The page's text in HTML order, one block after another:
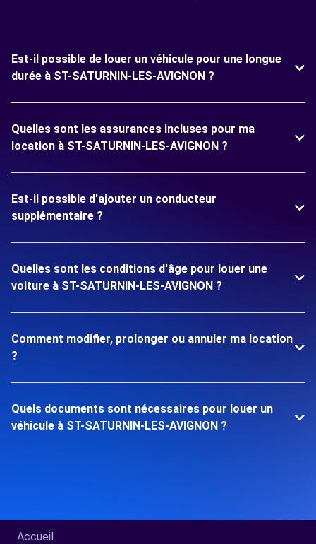
Est-il possible de louer un véhicule pour une longue
durée à ST-SATURNIN-LES-AVIGNON ?
Quelles sont les assurances incluses pour ma
location à ST-SATURNIN-LES-AVIGNON ?
Est-il possible d'ajouter un conducteur
supplémentaire ?
Quelles sont les conditions d'âge pour louer une
voiture à ST-SATURNIN-LES-AVIGNON ?
Comment modifier, prolonger ou annuler ma location
?
Quels documents sont nécessaires pour louer un
véhicule à ST-SATURNIN-LES-AVIGNON ?
Accueil